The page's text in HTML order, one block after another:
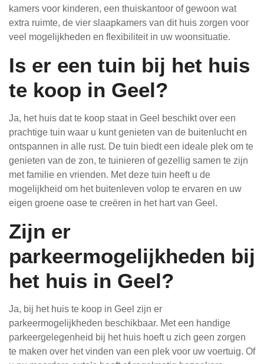
kamers voor kinderen, een thuiskantoor of gewoon wat
extra ruimte, de vier slaapkamers van dit huis zorgen voor
veel mogelijkheden en flexibiliteit in uw woonsituatie.
Is er een tuin bij het huis
te koop in Geel?
Ja, het huis dat te koop staat in Geel beschikt over een
prachtige tuin waar u kunt genieten van de buitenlucht en
ontspannen in alle rust. De tuin biedt een ideale plek om te
genieten van de zon, te tuinieren of gezellig samen te zijn
met familie en vrienden. Met deze tuin heeft u de
mogelijkheid om het buitenleven volop te ervaren en uw
eigen groene oase te creëren in het hart van Geel.
Zijn er
parkeermogelijkheden bij
het huis in Geel?
Ja, bij het huis te koop in Geel zijn er
parkeermogelijkheden beschikbaar. Met een handige
parkeergelegenheid bij het huis hoeft u zich geen zorgen
te maken over het vinden van een plek voor uw voertuig. Of